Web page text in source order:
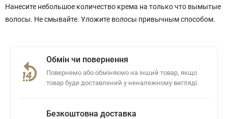
Нанесите небольшое количество крема на только что вымытые
волосы. Не смывайте. Уложите волосы привычным способом.
Обмін чи повернення
Повернемо або обміняємо на інший товар, якщо
товар буде доставлений у неналежному вигляді.
Безкоштовна доставка